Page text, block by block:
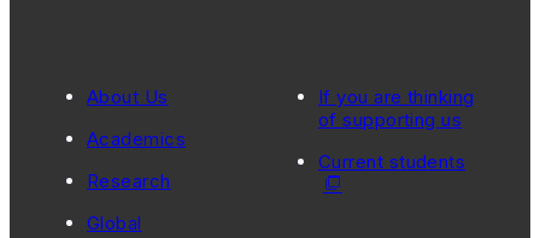
About Us
Academics
Research
Global
If you are thinking
of supporting us
Current students